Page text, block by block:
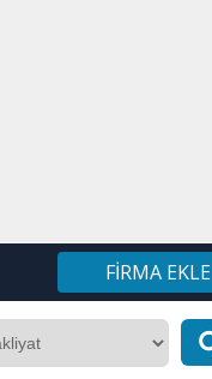
FIRMA EKLE